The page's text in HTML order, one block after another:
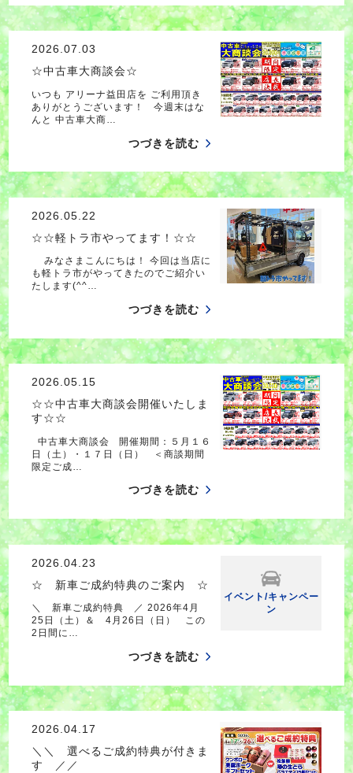
2026.07.03
☆中古車大商談会☆
いつも アリーナ益田店を ご利用頂き
ありがとうございます！ 今週末はな
んと 中古車大商…
つづきを読む
2026.05.22
☆☆軽トラ市やってます！☆☆
みなさまこんにちは！ 今回は当店に
も軽トラ市がやってきたのでご紹介い
たします(^^…
つづきを読む
2026.05.15
☆☆中古車大商談会開催いたしま
す☆☆
中古車大商談会 開催期間：５月１６
日（土）・１７日（日） ＜商談期間
限定ご成…
つづきを読む
2026.04.23
☆ 新車ご成約特典のご案内 ☆
＼ 新車ご成約特典 ／ 2026年4月
25日（土）＆ 4月26日（日） この
2日間に…
つづきを読む
イベント/キャンペー
ン
2026.04.17
＼＼ 選べるご成約特典が付きま
す ／／